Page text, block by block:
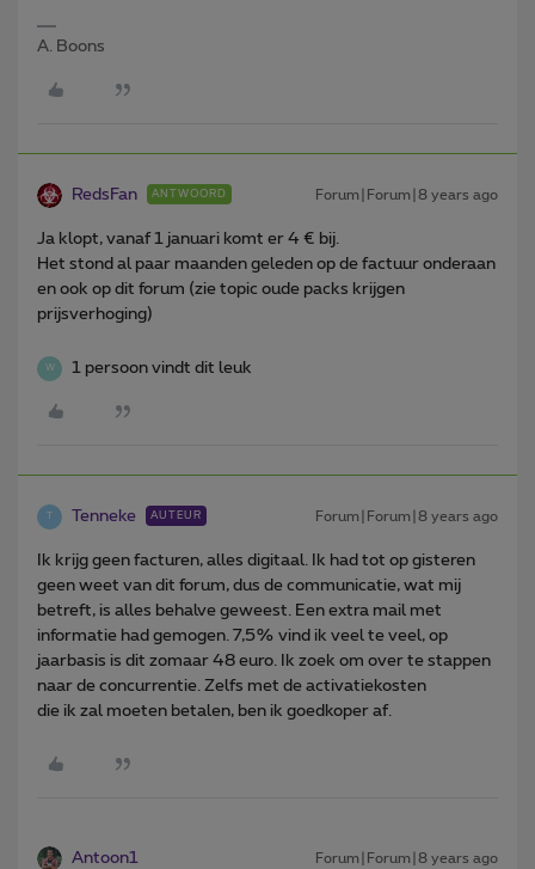
A. Boons
RedsFan ANTWOORD Forum|Forum|8 years ago
Ja klopt, vanaf 1 januari komt er 4 € bij.
Het stond al paar maanden geleden op de factuur onderaan
en ook op dit forum (zie topic oude packs krijgen
prijsverhoging)
W 1 persoon vindt dit leuk
Tenneke AUTEUR Forum|Forum|8 years ago
Ik krijg geen facturen, alles digitaal. Ik had tot op gisteren
geen weet van dit forum, dus de communicatie, wat mij
betreft, is alles behalve geweest. Een extra mail met
informatie had gemogen. 7,5% vind ik veel te veel, op
jaarbasis is dit zomaar 48 euro. Ik zoek om over te stappen
naar de concurrentie. Zelfs met de activatiekosten
die ik zal moeten betalen, ben ik goedkoper af.
Antoon1 Forum|Forum|8 years ago